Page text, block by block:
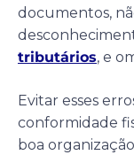
documentos,
tributários, e
Evitar esses
conformidade
boa